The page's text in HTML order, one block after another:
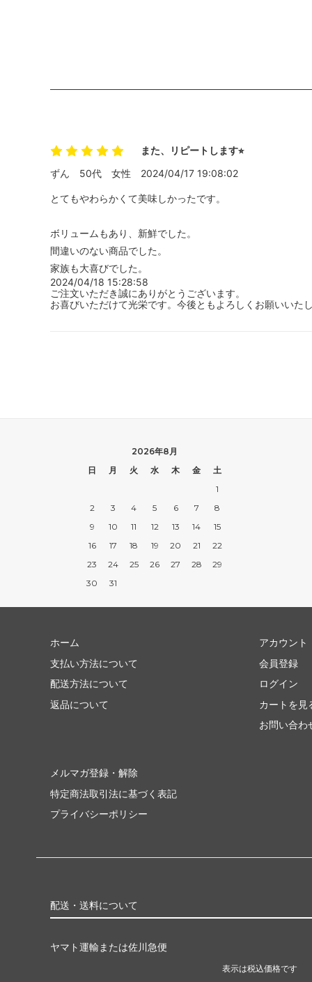
また、リピートします⭐︎
ずん
50代 女性 2024/04/17 19:08:02
とてもやわらかくて美味しかったです。
ボリュームもあり、新鮮でした。
間違いのない商品でした。
家族も大喜びでした。
2024/04/18 15:28:58
ご注文いただき誠にありがとうございます。
お喜びいただけて光栄です。今後ともよろしくお願いいた
2026年8月
日
月 火 水 木 金
土
1
2
3 4 5 6 7
8
9
10 11 12 13 14
15
16
17 18 19 20 21
22
23
24 25 26 27 28
29
30
31
ホーム
支払い方法について
配送方法について
返品について
アカウント
会員登録
ログイン
カートを見
お問い合わ
メルマガ登録・解除
特定商法取引法に基づく表記
プライバシーポリシー
配送・送料について
ヤマト運輸または佐川急便
表示は税込価格です